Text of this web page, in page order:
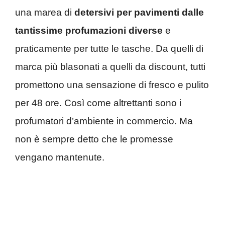
una marea di detersivi per pavimenti dalle
tantissime profumazioni diverse e
praticamente per tutte le tasche. Da quelli di
marca più blasonati a quelli da discount, tutti
promettono una sensazione di fresco e pulito
per 48 ore. Così come altrettanti sono i
profumatori d’ambiente in commercio. Ma
non è sempre detto che le promesse
vengano mantenute.